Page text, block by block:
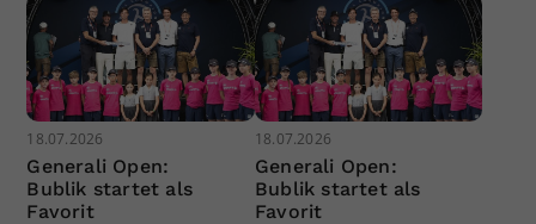
18.07.2026
Generali Open:
Bublik startet als
Favorit
18.07.2026
Generali Open:
Bublik startet als
Favorit